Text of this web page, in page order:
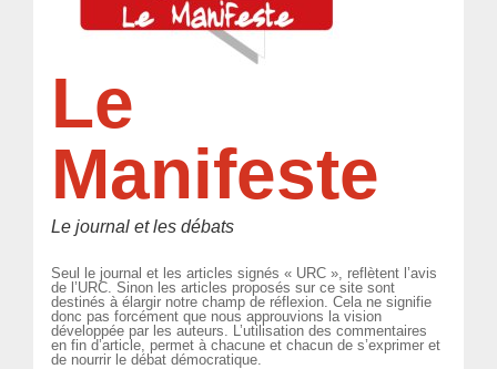
Le
Manifeste
Le journal et les débats
Seul le journal et les articles signés « URC », reflètent l’avis
de l’URC. Sinon les articles proposés sur ce site sont
destinés à élargir notre champ de réflexion. Cela ne signifie
donc pas forcément que nous approuvions la vision
développée par les auteurs. L’utilisation des commentaires
en fin d’article, permet à chacune et chacun de s’exprimer et
de nourrir le débat démocratique.